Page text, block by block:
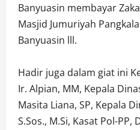
Banyuasin membayar
Masjid Jumuriyah
Banyuasin lll.
Hadir juga dalam giat ini
Ir. Alpian, MM, Kepala
Masita Liana, SP, Kepala
S.Sos., M.Si, Kasat Pol-PP,